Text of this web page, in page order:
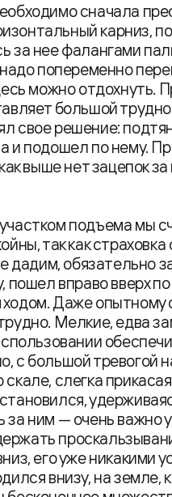
сначала
карниз,
за нее фалангами
попеременно
можно отдохнуть.
большой
свое решение:
и подошел по нему.
выше нет зацепок
подъема мы
так как
дадим, обязательно
пошел вправо вверх
Даже опытному
Мелкие, едва
с большой тревогой
слегка
за ним — очень важно
его уже никакими
внизу, на